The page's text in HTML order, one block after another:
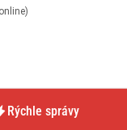
Rýchle správy